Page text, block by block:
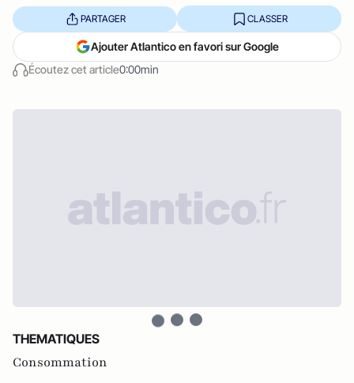
Écoutez cet article0:00min
PARTAGER CLASSER
Ajouter Atlantico en favori sur Google
THEMATIQUES
Consommation